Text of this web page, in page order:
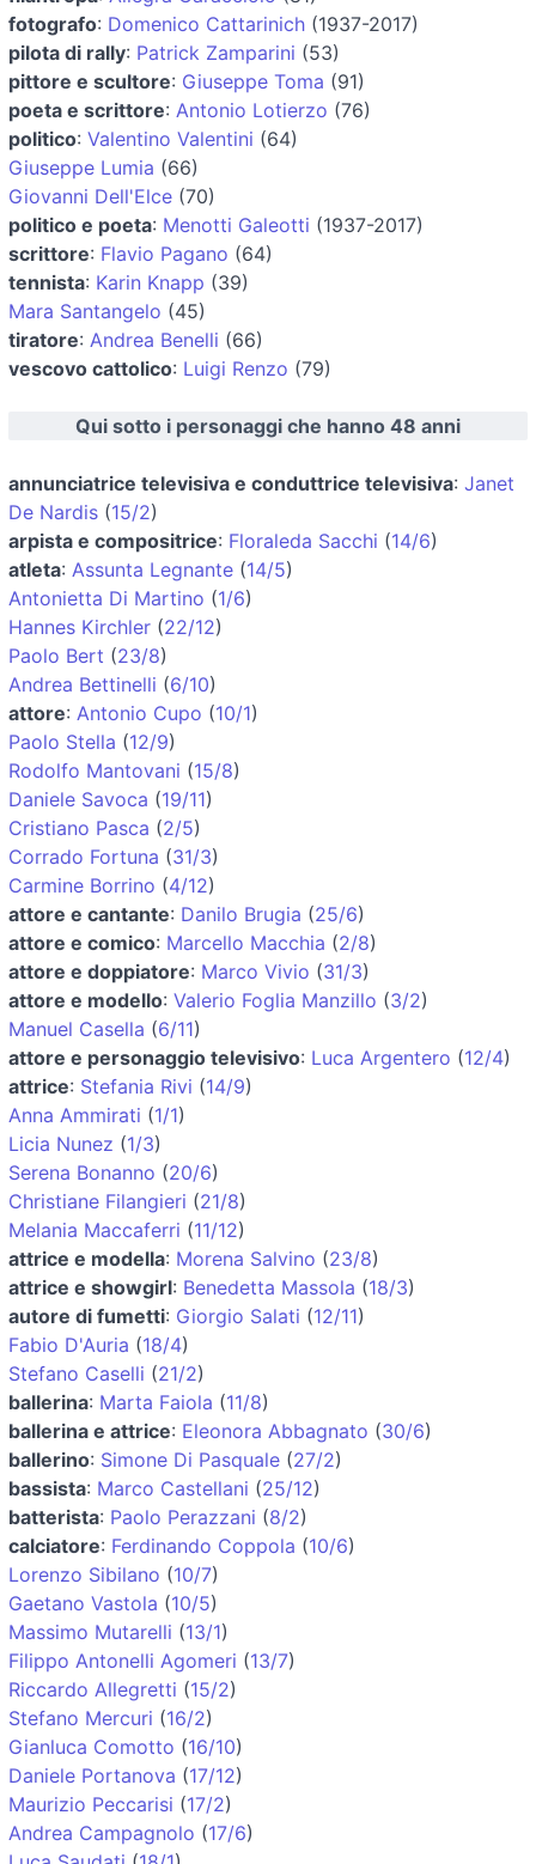
fotografo: Domenico Cattarinich (1937-2017)
pilota di rally: Patrick Zamparini (53)
pittore e scultore: Giuseppe Toma (91)
poeta e scrittore: Antonio Lotierzo (76)
politico: Valentino Valentini (64)
Giuseppe Lumia (66)
Giovanni Dell'Elce (70)
politico e poeta: Menotti Galeotti (1937-2017)
scrittore: Flavio Pagano (64)
tennista: Karin Knapp (39)
Mara Santangelo (45)
tiratore: Andrea Benelli (66)
vescovo cattolico: Luigi Renzo (79)
Qui sotto i personaggi che hanno 48 anni
annunciatrice televisiva e conduttrice televisiva: Janet
De Nardis (15/2)
arpista e compositrice: Floraleda Sacchi (14/6)
atleta: Assunta Legnante (14/5)
Antonietta Di Martino (1/6)
Hannes Kirchler (22/12)
Paolo Bert (23/8)
Andrea Bettinelli (6/10)
attore: Antonio Cupo (10/1)
Paolo Stella (12/9)
Rodolfo Mantovani (15/8)
Daniele Savoca (19/11)
Cristiano Pasca (2/5)
Corrado Fortuna (31/3)
Carmine Borrino (4/12)
attore e cantante: Danilo Brugia (25/6)
attore e comico: Marcello Macchia (2/8)
attore e doppiatore: Marco Vivio (31/3)
attore e modello: Valerio Foglia Manzillo (3/2)
Manuel Casella (6/11)
attore e personaggio televisivo: Luca Argentero (12/4)
attrice: Stefania Rivi (14/9)
Anna Ammirati (1/1)
Licia Nunez (1/3)
Serena Bonanno (20/6)
Christiane Filangieri (21/8)
Melania Maccaferri (11/12)
attrice e modella: Morena Salvino (23/8)
attrice e showgirl: Benedetta Massola (18/3)
autore di fumetti: Giorgio Salati (12/11)
Fabio D'Auria (18/4)
Stefano Caselli (21/2)
ballerina: Marta Faiola (11/8)
ballerina e attrice: Eleonora Abbagnato (30/6)
ballerino: Simone Di Pasquale (27/2)
bassista: Marco Castellani (25/12)
batterista: Paolo Perazzani (8/2)
calciatore: Ferdinando Coppola (10/6)
Lorenzo Sibilano (10/7)
Gaetano Vastola (10/5)
Massimo Mutarelli (13/1)
Filippo Antonelli Agomeri (13/7)
Riccardo Allegretti (15/2)
Stefano Mercuri (16/2)
Gianluca Comotto (16/10)
Daniele Portanova (17/12)
Maurizio Peccarisi (17/2)
Andrea Campagnolo (17/6)